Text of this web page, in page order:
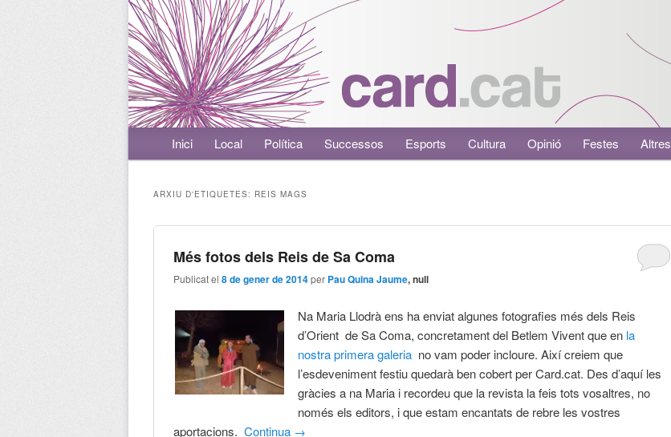
Menú principalAneu al contingut principal
Aneu al contingut secundari
Inici Local Política Successos Esports Cultura Opinió Festes Altres
ARXIU D'ETIQUETES: REIS MAGS
Més fotos dels Reis de Sa Coma
Publicat el8 de gener de 2014per Pau Quina Jaume, null
Na Maria Llodrà ens ha enviat algunes fotografies més dels Reis
d’Orient de Sa Coma, concretament del Betlem Vivent que en la
nostra primera galeria no vam poder incloure. Així creiem que
l’esdeveniment festiu quedarà ben cobert per Card.cat. Des d’aquí les
gràcies a na Maria i recordeu que la revista la feis tots vosaltres, no
només els editors, i que estam encantats de rebre les vostres
aportacions.Continua →